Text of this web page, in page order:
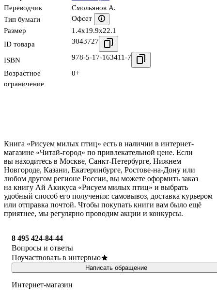
Переводчик
Смольянов А.
Тип бумаги
Офсет
Размер
1.4x19.9x22.1
ID товара
3043727
ISBN 978-5-17-163411-7
Возрастное
ограничение
0+
Книга «Рисуем милых птиц» есть в наличии в интернет-
магазине «Читай-город» по привлекательной цене. Если
вы находитесь в Москве, Санкт-Петербурге, Нижнем
Новгороде, Казани, Екатеринбурге, Ростове-на-Дону или
любом другом регионе России, вы можете оформить заказ
на книгу Ай Акикуса «Рисуем милых птиц» и выбрать
удобный способ его получения: самовывоз, доставка курьером
или отправка почтой. Чтобы покупать книги вам было ещё
приятнее, мы регулярно проводим акции и конкурсы.
8 495 424-84-44
Вопросы и ответы
Поучаствовать в интервью
Написать обращение
Интернет-магазин